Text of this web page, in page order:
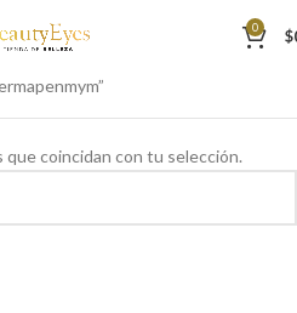
0 $
coincidan con tu selección.